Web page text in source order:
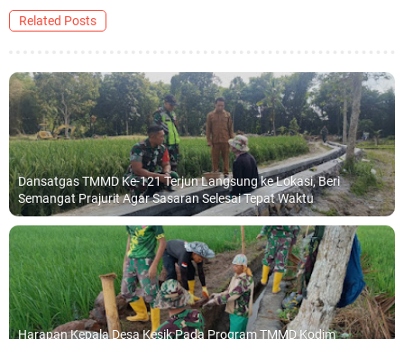
Related Posts
Dansatgas TMMD Ke-121 Terjun Langsung ke Lokasi, Beri
Semangat Prajurit Agar Sasaran Selesai Tepat Waktu
Harapan Kepala Desa Kesik Pada Program TMMD Kodim